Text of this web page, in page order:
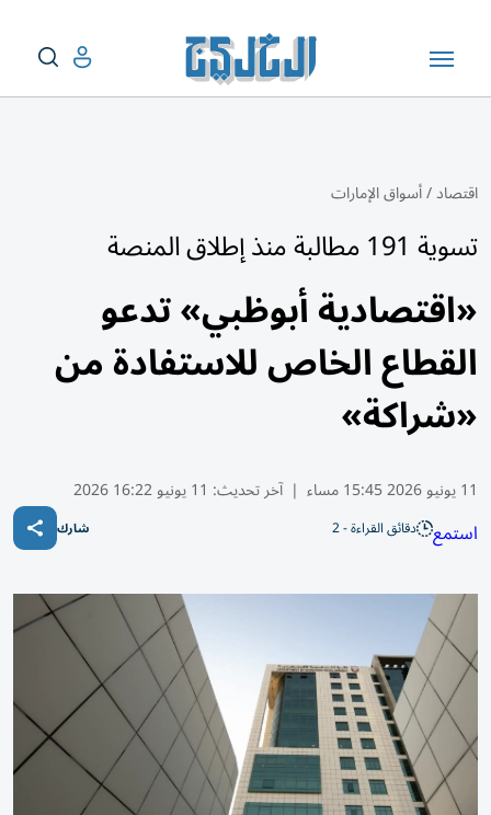
اقتصاد/أسواق الإمارات
تسوية 191 مطالبة منذ إطلاق المنصة
«اقتصادية أبوظبي» تدعو
القطاع الخاص للاستفادة من
«شراكة»
11 يونيو 2026 15:45 مساء | آخر تحديث: 11 يونيو 16:22 2026
استمع دقائق القراءة - 2 شارك